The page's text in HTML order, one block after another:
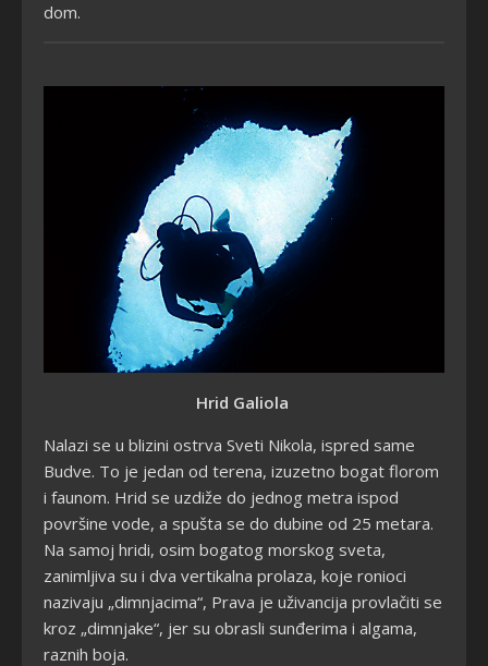
dom.
Hrid Galiola
Nalazi se u blizini ostrva Sveti Nikola, ispred same
Budve. To je jedan od terena, izuzetno bogat florom
i faunom. Hrid se uzdiže do jednog metra ispod
površine vode, a spušta se do dubine od 25 metara.
Na samoj hridi, osim bogatog morskog sveta,
zanimljiva su i dva vertikalna prolaza, koje ronioci
nazivaju „dimnjacima“, Prava je uživancija provlačiti se
kroz „dimnjake“, jer su obrasli sunđerima i algama,
raznih boja.